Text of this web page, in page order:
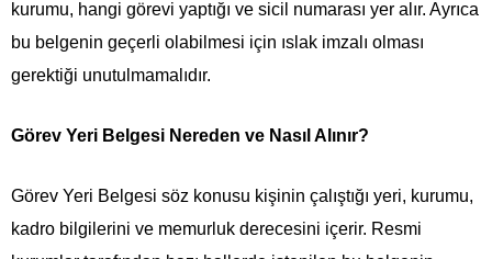
kurumu, hangi görevi yaptığı ve sicil numarası yer alır. Ayrıca
bu belgenin geçerli olabilmesi için ıslak imzalı olması
gerektiği unutulmamalıdır.
Görev Yeri Belgesi Nereden ve Nasıl Alınır?
Görev Yeri Belgesi söz konusu kişinin çalıştığı yeri, kurumu,
kadro bilgilerini ve memurluk derecesini içerir. Resmi